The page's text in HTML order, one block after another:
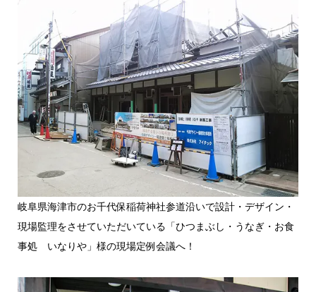
岐阜県海津市のお千代保稲荷神社参道沿いで設計・デザイン・
現場監理をさせていただいている「ひつまぶし・うなぎ・お食
事処 いなりや」様の現場定例会議へ！